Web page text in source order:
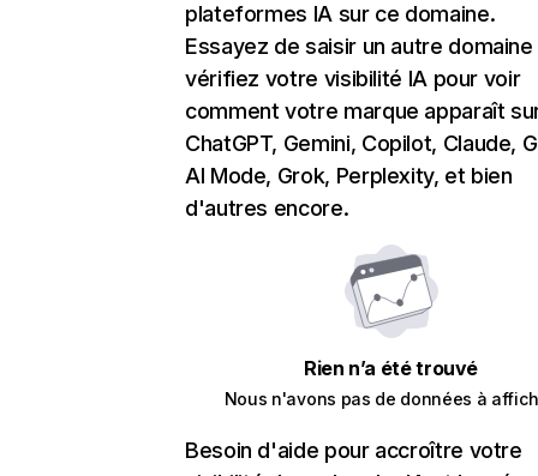
plateformes IA sur ce domaine.
Essayez de saisir un autre domaine
vérifiez votre visibilité IA pour voir
comment votre marque apparaît
ChatGPT, Gemini, Copilot, Claude,
AI Mode, Grok, Perplexity, et bien
d'autres encore.
Rien n’a été trouvé
Nous n'avons pas de données à
Besoin d'aide pour accroître votre